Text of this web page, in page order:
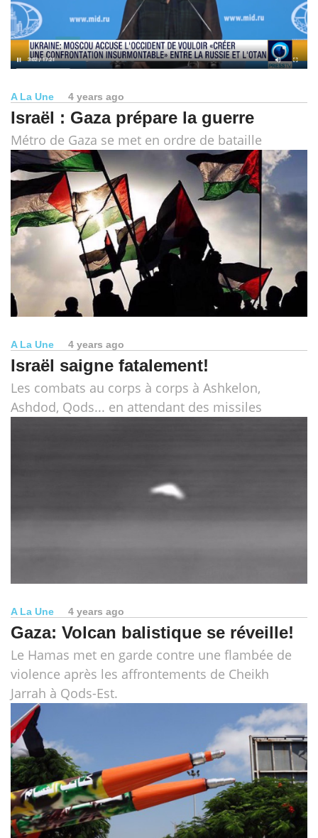
A La Une 4 years ago
Israël : Gaza prépare la guerre
Métro de Gaza se met en ordre de bataille
A La Une 4 years ago
Israël saigne fatalement!
Les combats au corps à corps à Ashkelon,
Ashdod, Qods... en attendant des missiles
A La Une 4 years ago
Gaza: Volcan balistique se réveille!
Le Hamas met en garde contre une flambée de
violence après les affrontements de Cheikh
Jarrah à Qods-Est.